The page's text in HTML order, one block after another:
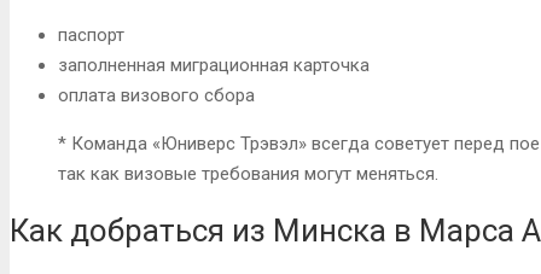
паспорт
заполненная миграционная карточка
оплата визового сбора
* Команда «Юниверс Трэвэл» всегда советует перед
так как визовые требования могут меняться.
Как добраться из Минска в Марса